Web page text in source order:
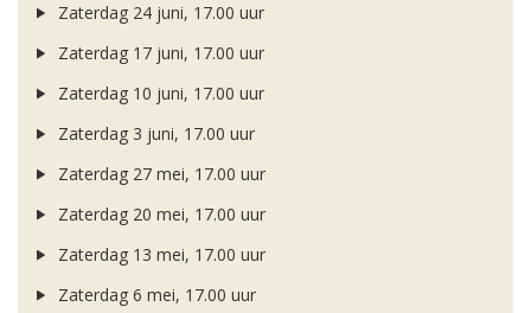
Zaterdag 24 juni, 17.00 uur
Zaterdag 17 juni, 17.00 uur
Zaterdag 10 juni, 17.00 uur
Zaterdag 3 juni, 17.00 uur
Zaterdag 27 mei, 17.00 uur
Zaterdag 20 mei, 17.00 uur
Zaterdag 13 mei, 17.00 uur
Zaterdag 6 mei, 17.00 uur